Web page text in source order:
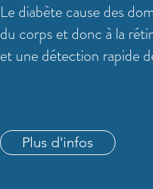
Le diabète cause des
du corps et donc à la
et une détection rapide
Plus d'infos